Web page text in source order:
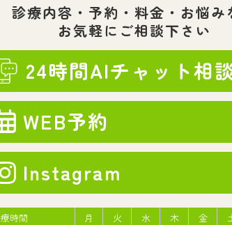
小児歯科・小児
入れ歯・インプ
歯周病
予防・メンテナ
診療案内一覧